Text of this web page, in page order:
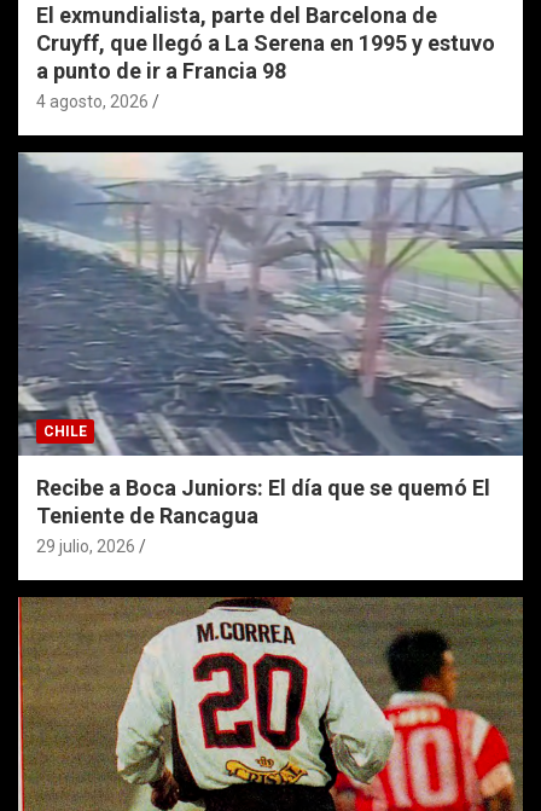
El exmundialista, parte del Barcelona de
Cruyff, que llegó a La Serena en 1995 y estuvo
a punto de ir a Francia 98
4 agosto, 2026
CHILE
Recibe a Boca Juniors: El día que se quemó El
Teniente de Rancagua
29 julio, 2026